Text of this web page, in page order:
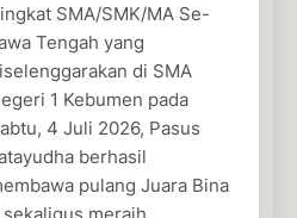
SMA/SMK/MA Se-
Tengah yang
di SMA
1 Kebumen pada
4 Juli 2026, Pasus
berhasil
pulang Juara Bina